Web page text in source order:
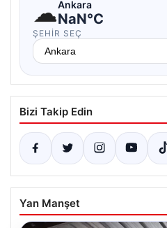
☁Ankara
NaN°C
ŞEHIR SEÇ
Bizi Takip Edin
Yan Manşet